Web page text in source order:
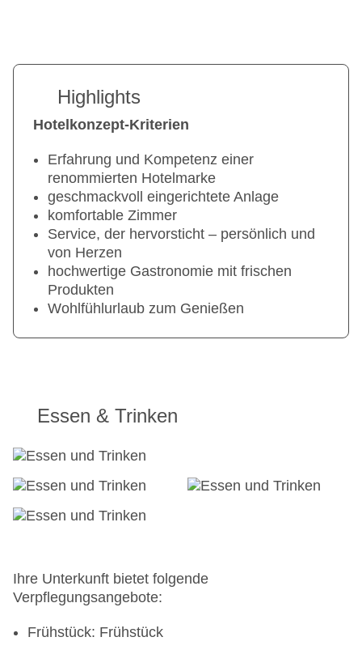
Highlights
Hotelkonzept-Kriterien
Erfahrung und Kompetenz einer
renommierten Hotelmarke
geschmackvoll eingerichtete Anlage
komfortable Zimmer
Service, der hervorsticht – persönlich und
von Herzen
hochwertige Gastronomie mit frischen
Produkten
Wohlfühlurlaub zum Genießen
Essen & Trinken
Ihre Unterkunft bietet folgende
Verpflegungsangebote:
Frühstück: Frühstück